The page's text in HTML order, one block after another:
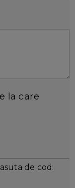
la care
de cod: